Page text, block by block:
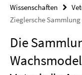
Wissenschaften
Zieglersche Sammlung
Die